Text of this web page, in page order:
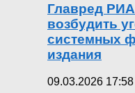
Главред
возбудить
системных
издания
09.03.2026 17:58